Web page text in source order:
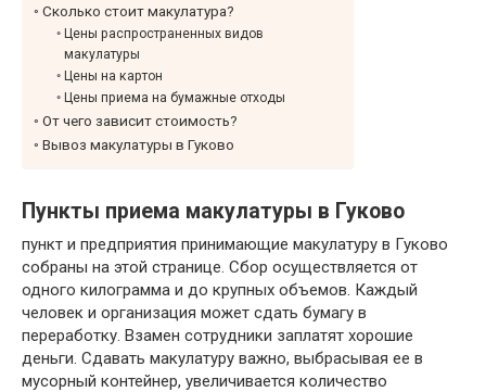
Сколько стоит макулатура?
Цены распространенных видов
макулатуры
Цены на картон
Цены приема на бумажные отходы
От чего зависит стоимость?
Вывоз макулатуры в Гуково
Пункты приема макулатуры в Гуково
пункт и предприятия принимающие макулатуру в Гуково
собраны на этой странице. Сбор осуществляется от
одного килограмма и до крупных объемов. Каждый
человек и организация может сдать бумагу в
переработку. Взамен сотрудники заплатят хорошие
деньги. Сдавать макулатуру важно, выбрасывая ее в
мусорный контейнер, увеличивается количество